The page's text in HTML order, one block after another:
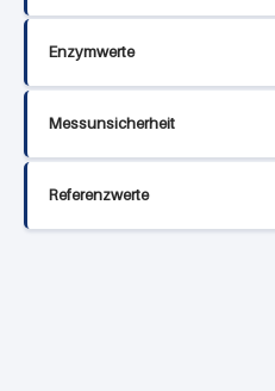
Enzymwerte
Messunsicherheit
Referenzwerte